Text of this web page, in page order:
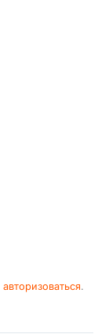
авторизоваться.